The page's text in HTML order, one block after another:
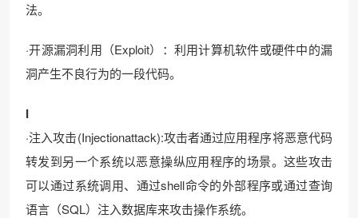
法。
·开源漏洞利用（Exploit）：利用计算机软件或硬件中的漏
洞产生不良行为的一段代码。
I
·注入攻击(Injectionattack):攻击者通过应用程序将恶意代码
转发到另一个系统以恶意操纵应用程序的场景。这些攻击
可以通过系统调用、通过shell命令的外部程序或通过查询
语言（SQL）注入数据库来攻击操作系统。